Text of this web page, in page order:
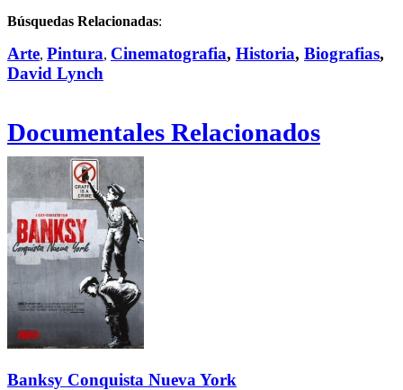
Búsquedas Relacionadas:
Arte, Pintura, Cinematografia, Historia, Biografias,
David Lynch
Documentales Relacionados
Banksy Conquista Nueva York